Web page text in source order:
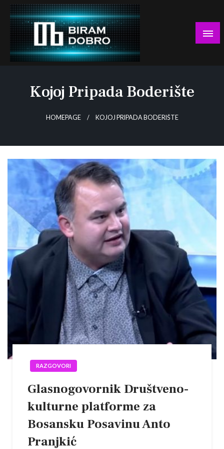
Skip
content
Kojoj Pripada Boderište
HOMEPAGE KOJOJ PRIPADA BODERIŠTE
RAZGOVORI
Glasnogovornik Društveno-
kulturne platforme za
Bosansku Posavinu Anto
Pranjkić